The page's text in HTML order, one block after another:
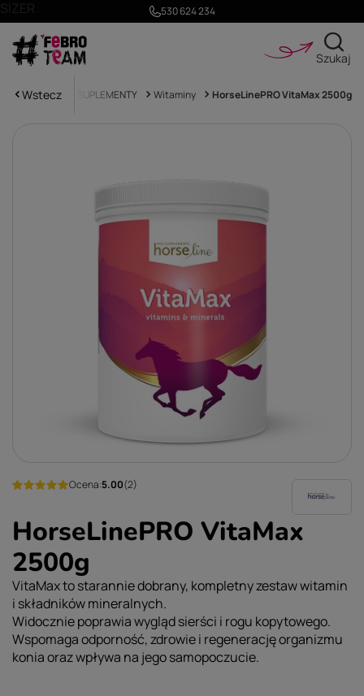
530 624 234
Szukaj
Wstecz
Koń SUPLEMENTY Witaminy HorseLinePRO VitaMax 2500g
Ocena:5.00(2)
HorseLinePRO VitaMax
2500g
VitaMax to starannie dobrany, kompletny zestaw witamin
i składników mineralnych.
Widocznie poprawia wygląd sierści i rogu kopytowego.
Wspomaga odporność, zdrowie i regenerację organizmu
konia oraz wpływa na jego samopoczucie.